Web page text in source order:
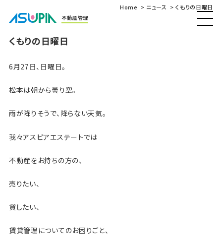
不動産管理
Home ニュース くもりの日曜日
くもりの日曜日
6月27日、日曜日。
松本は朝から曇り空。
雨が降りそうで、降らない天気。
我々アスピアエステートでは
不動産をお持ちの方の、
売りたい、
貸したい、
賃貸管理についてのお困りごと、